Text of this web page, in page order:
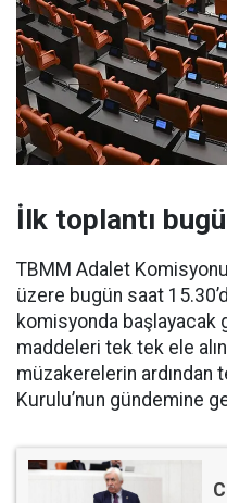
İlk toplantı
TBMM Adalet
üzere bugün saat
komisyonda
maddeleri tek tek ele
müzakerelerin ardından
Kurulu’nun gündemine